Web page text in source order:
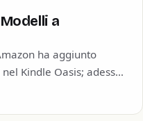
a
ha aggiunto
Kindle Oasis; adesso
e ha il…